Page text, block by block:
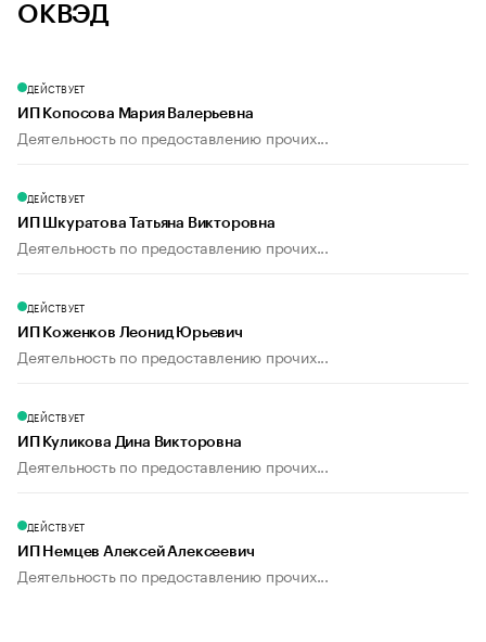
ОКВЭД
ДЕЙСТВУЕТ
ИП Копосова Мария Валерьевна
Деятельность по предоставлению прочих...
ДЕЙСТВУЕТ
ИП Шкуратова Татьяна Викторовна
Деятельность по предоставлению прочих...
ДЕЙСТВУЕТ
ИП Коженков Леонид Юрьевич
Деятельность по предоставлению прочих...
ДЕЙСТВУЕТ
ИП Куликова Дина Викторовна
Деятельность по предоставлению прочих...
ДЕЙСТВУЕТ
ИП Немцев Алексей Алексеевич
Деятельность по предоставлению прочих...